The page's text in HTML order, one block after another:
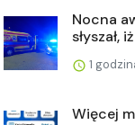
Nocna
słyszał,
1
Więcej